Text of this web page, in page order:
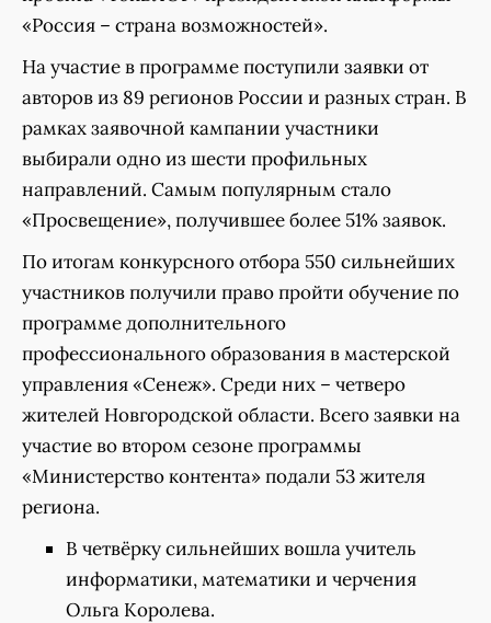
«Россия – страна возможностей».
На участие в программе поступили заявки от
авторов из 89 регионов России и разных стран. В
рамках заявочной кампании участники
выбирали одно из шести профильных
направлений. Самым популярным стало
«Просвещение», получившее более 51% заявок.
По итогам конкурсного отбора 550 сильнейших
участников получили право пройти обучение по
программе дополнительного
профессионального образования в мастерской
управления «Сенеж». Среди них – четверо
жителей Новгородской области. Всего заявки на
участие во втором сезоне программы
«Министерство контента» подали 53 жителя
региона.
В четвёрку сильнейших вошла учитель
информатики, математики и черчения
Ольга Королева.